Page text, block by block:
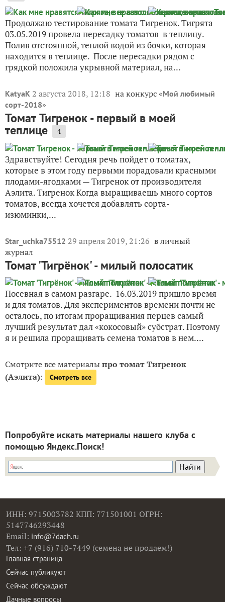
Продолжаю тестирование томата Тигренок. Тигрята
03.05.2019 провела пересадку томатов в теплицу.
Полив отстоянной, теплой водой из бочки, которая
находится в теплице. После пересадки рядом с
грядкой положила укрывной материал, на...
KatyaK 2 августа 2018, 12:18 на конкурс «Мой любимый
сорт-2018»
Томат Тигренок - первый в моей
теплице 4
Здравствуйте! Сегодня речь пойдет о томатах,
которые в этом году первыми порадовали красными
плодами-ягодками — Тигренок от производителя
Аэлита. Тигренок Когда выращиваешь много сортов
томатов, всегда хочется добавлять сорта-
изюминки,...
Star_uchka75512 29 апреля 2019, 21:26 в личный
журнал
Томат 'Тигрёнок' - милый полосатик
Посевная в самом разгаре. 16.03.2019 пришло время
и для томатов. Для экспериментов времени почти не
осталось, по итогам проращивания перцев самый
лучший результат дал «кокосовый» субстрат. Поэтому
я и решила проращивать семена томатов в нем....
Смотрите все материалыпро томат Тигренок
(Аэлита): Смотреть все
Попробуйте искать материалы нашего клуба с
помощью Яндекс.Поиск!
ИНН: 9715003782 КПП: 771501001 ОГРН:
5147746293448
Email: info@7dach.ru
Тел: +7 (916) 710-7449 (семена не продаем!)
Главная страница
Сейчас публикуют
Сейчас обсуждают
Дачные вопросы